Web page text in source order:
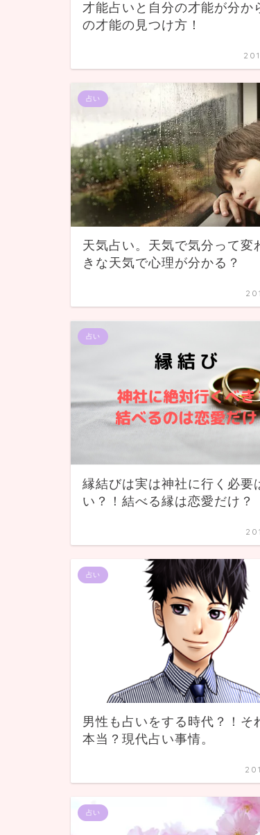
才能占いと自分の才能が分か
の才能の見つけ方！
占い
天気占い。天気で気分って変
きな天気で心理が分かる？
占い
縁結びは実は神社に行く必要
い？！結べる縁は恋愛だけ？
占い
男性も占いをする時代？！そ
本当？現代占い事情。
占い